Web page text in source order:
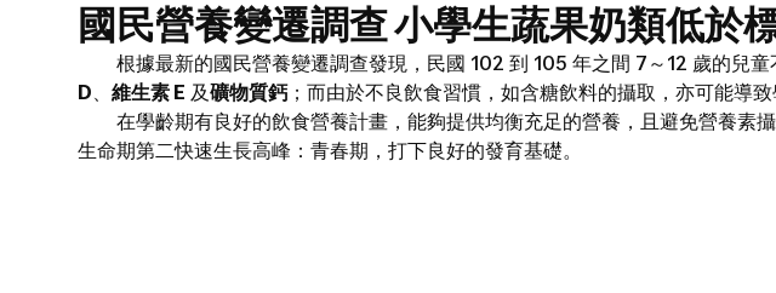
國民營養變遷調查 小學生蔬果奶類低於
根據最新的國民營養變遷調查發現，民國 102 到 105 年之間 7～12 歲的兒童
D、 維生素 E 及礦物質鈣；而由於不良飲食習慣，如含糖飲料的攝取，亦可能導
在學齡期有良好的飲食營養計畫，能夠提供均衡充足的營養，且避免營養素
生命期第二快速生長高峰：青春期，打下良好的發育基礎。